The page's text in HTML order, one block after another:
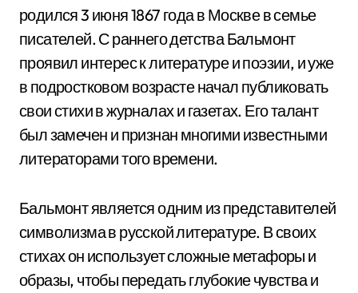
родился 3 июня 1867 года в Москве в семье
писателей. С раннего детства Бальмонт
проявил интерес к литературе и поэзии, и уже
в подростковом возрасте начал публиковать
свои стихи в журналах и газетах. Его талант
был замечен и признан многими известными
литераторами того времени.
Бальмонт является одним из представителей
символизма в русской литературе. В своих
стихах он использует сложные метафоры и
образы, чтобы передать глубокие чувства и